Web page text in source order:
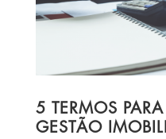
5 TERMOS
GESTÃO